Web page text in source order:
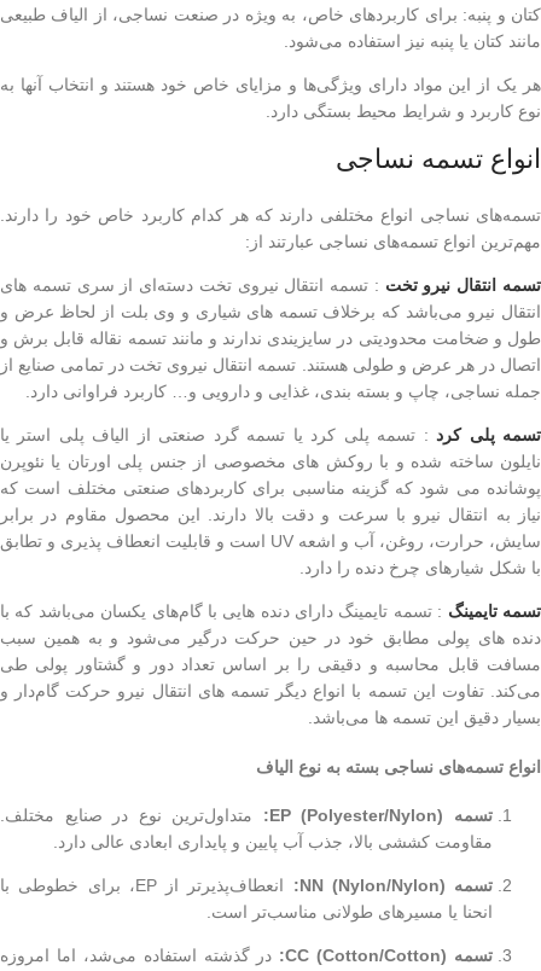
کتان و پنبه: برای کاربردهای خاص، به ویژه در صنعت نساجی، از الیاف طبیعی
مانند کتان یا پنبه نیز استفاده می‌شود.
هر یک از این مواد دارای ویژگی‌ها و مزایای خاص خود هستند و انتخاب آنها به
نوع کاربرد و شرایط محیط بستگی دارد.
انواع تسمه نساجی
تسمه‌های نساجی انواع مختلفی دارند که هر کدام کاربرد خاص خود را دارند.
مهم‌ترین انواع تسمه‌های نساجی عبارتند از:
تسمه انتقال نیرو تخت : تسمه انتقال نیروی تخت دسته‌ای از سری تسمه های
انتقال نیرو می‌باشد که برخلاف تسمه های شیاری و وی بلت از لحاظ عرض و
طول و ضخامت محدودیتی در سایزیندی ندارند و مانند تسمه نقاله قابل برش و
اتصال در هر عرض و طولی هستند. تسمه انتقال نیروی تخت در تمامی صنایع از
جمله نساجی، چاپ و بسته بندی، غذایی و دارویی و… کاربرد فراوانی دارد.
تسمه پلی کرد: تسمه پلی کرد یا تسمه گرد صنعتی از الیاف پلی استر یا
نایلون ساخته شده و با روکش های مخصوصی از جنس پلی اورتان یا نئوپرن
پوشانده می شود که گزینه مناسبی برای کاربردهای صنعتی مختلف است که
نیاز به انتقال نیرو با سرعت و دقت بالا دارند. این محصول مقاوم در برابر
سایش، حرارت، روغن، آب و اشعه UV است و قابلیت انعطاف پذیری و تطابق
با شکل شیارهای چرخ دنده را دارد.
تسمه تایمینگ : تسمه تایمینگ دارای دنده هایی با گام‌های یکسان می‌باشد که با
دنده های پولی مطابق خود در حین حرکت درگیر می‌شود و به همین سبب
مسافت قابل محاسبه و دقیقی را بر اساس تعداد دور و گشتاور پولی طی
می‌کند. تفاوت این تسمه با انواع دیگر تسمه های انتقال نیرو حرکت گام‌دار و
بسیار دقیق این تسمه ها می‌باشد.
انواع تسمه‌های نساجی بسته به نوع الیاف
تسمه EP (Polyester/Nylon):
متداول‌ترین نوع در صنایع مختلف.
مقاومت کششی بالا، جذب آب پایین و پایداری ابعادی عالی دارد.
تسمه NN (Nylon/Nylon):
انعطاف‌پذیرتر از EP، برای خطوطی با
انحنا یا مسیرهای طولانی مناسب‌تر است.
تسمه CC (Cotton/Cotton): در گذشته استفاده می‌شد، اما امروزه